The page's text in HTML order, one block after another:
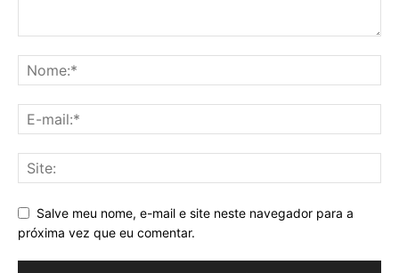
Salve meu nome, e-mail e site neste navegador para a
próxima vez que eu comentar.